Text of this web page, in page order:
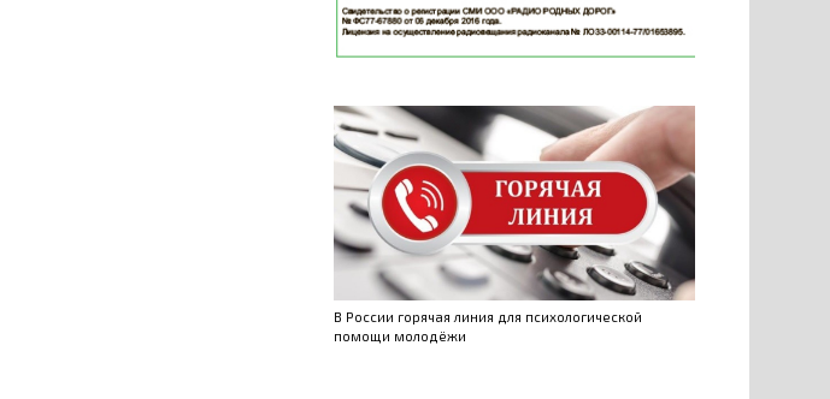
В России горячая линия для психологической
помощи молодёжи